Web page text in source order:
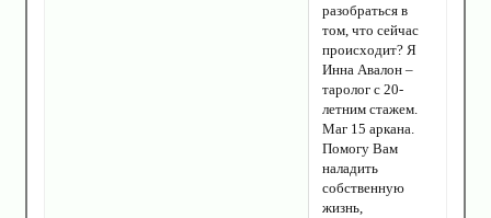
разобраться в
том, что сейчас
происходит? Я
Инна Авалон –
таролог с 20-
летним стажем.
Маг 15 аркана.
Помогу Вам
наладить
собственную
жизнь,